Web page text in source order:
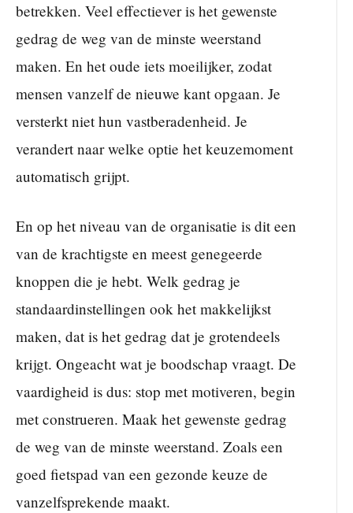
betrekken. Veel effectiever is het gewenste
gedrag de weg van de minste weerstand
maken. En het oude iets moeilijker, zodat
mensen vanzelf de nieuwe kant opgaan. Je
versterkt niet hun vastberadenheid. Je
verandert naar welke optie het keuzemoment
automatisch grijpt.
En op het niveau van de organisatie is dit een
van de krachtigste en meest genegeerde
knoppen die je hebt. Welk gedrag je
standaardinstellingen ook het makkelijkst
maken, dat is het gedrag dat je grotendeels
krijgt. Ongeacht wat je boodschap vraagt. De
vaardigheid is dus: stop met motiveren, begin
met construeren. Maak het gewenste gedrag
de weg van de minste weerstand. Zoals een
goed fietspad van een gezonde keuze de
vanzelfsprekende maakt.